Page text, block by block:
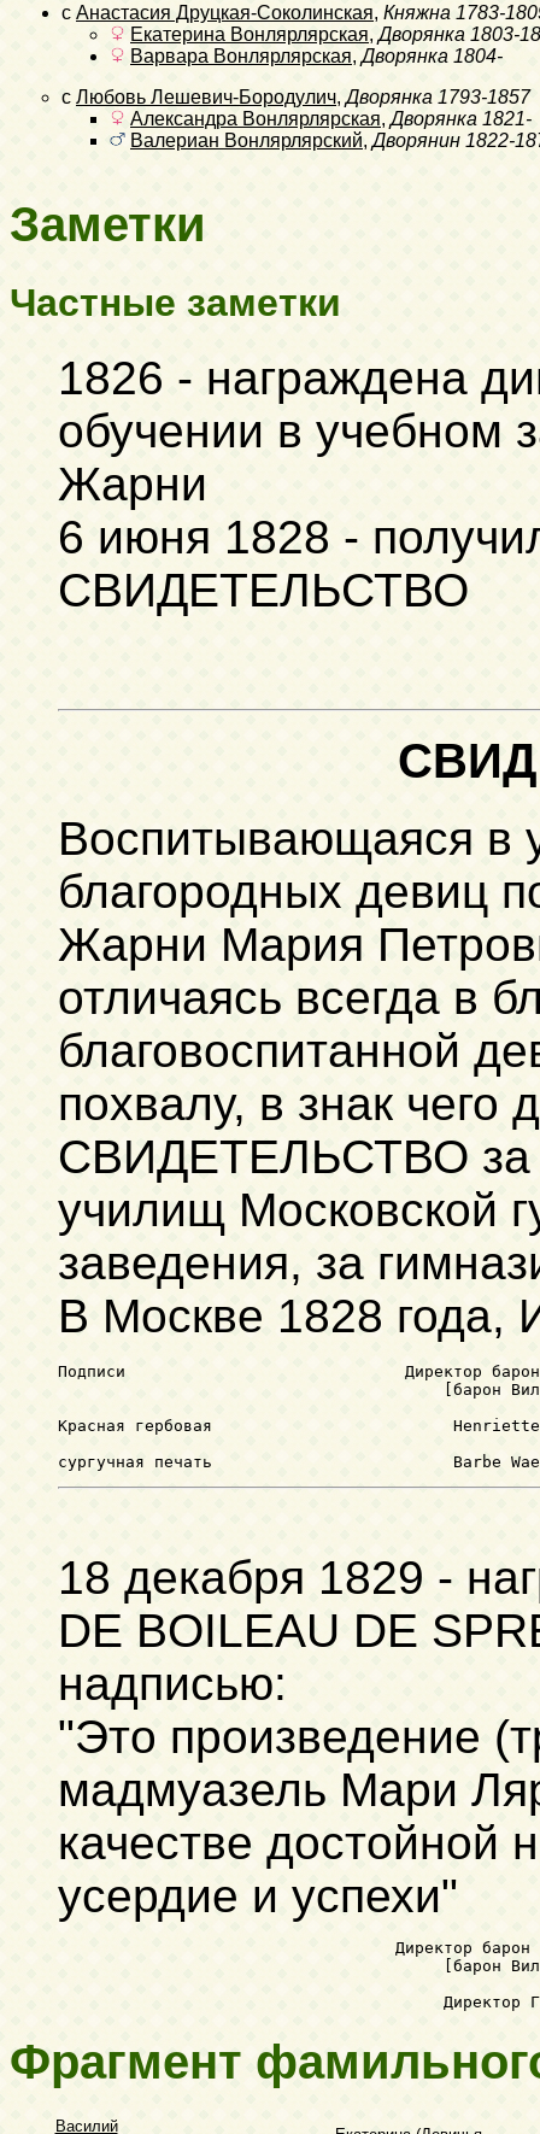
с Анастасия Друцкая-Соколинская, Княжна 1783-
Екатерина Вонлярлярская,Дворянка 1803-
Варвара Вонлярлярская,Дворянка 1804-
с Любовь Лешевич-Бородулич,Дворянка 1793-1857
Александра Вонлярлярская,Дворянка 1821-
Валериан Вонлярлярский,Дворянин 1822-
Заметки
Частные заметки
1826 - награждена
обучении в учебном
Жарни
6 июня 1828 -
СВИДЕТЕЛЬСТВО
Воспитывающаяся в
благородных девиц
Жарни Мария
отличаясь всегда в
благовоспитанной
похвалу, в знак чего
СВИДЕТЕЛЬСТВО за
училищ Московской
заведения, за
В Москве 1828 года,
Подписи
18 декабря 1829 -
DE BOILEAU DE
надписью:
"Это произведение
мадмуазель Мари
качестве достойной
усердие и успехи"
Фрагмент
Василий